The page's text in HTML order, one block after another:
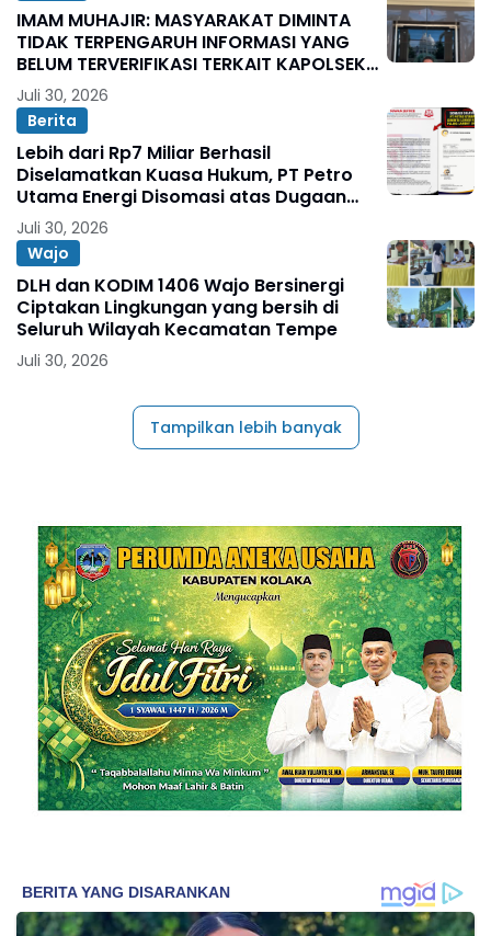
IMAM MUHAJIR: MASYARAKAT DIMINTA
TIDAK TERPENGARUH INFORMASI YANG
BELUM TERVERIFIKASI TERKAIT KAPOLSEK
BOLO
Juli 30, 2026
Berita
Lebih dari Rp7 Miliar Berhasil
Diselamatkan Kuasa Hukum, PT Petro
Utama Energi Disomasi atas Dugaan
Wanprestasi Pembayaran Success Fee
Juli 30, 2026
Wajo
DLH dan KODIM 1406 Wajo Bersinergi
Ciptakan Lingkungan yang bersih di
Seluruh Wilayah Kecamatan Tempe
Juli 30, 2026
Tampilkan lebih banyak